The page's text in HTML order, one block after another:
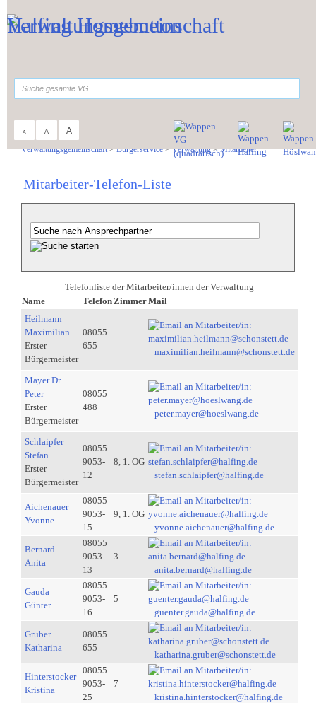
A A A
Verwaltungsgemeinschaft>Bürgerservice>Verwaltung>Mitarbeiter
Mitarbeiter-Telefon-Liste
Telefonliste der Mitarbeiter/innen der Verwaltung
Name
Telefon ZimmerMail
Heilmann
Maximilian
Erster
Bürgermeister
08055
655
maximilian.heilmann@schonstett.de
Mayer Dr.
Peter
Erster
Bürgermeister
08055
488
peter.mayer@hoeslwang.de
Schlaipfer
Stefan
Erster
Bürgermeister
08055
9053-
12
8, 1. OG
stefan.schlaipfer@halfing.de
Aichenauer
Yvonne
08055
9053-
15
9, 1. OG
yvonne.aichenauer@halfing.de
Bernard
Anita
08055
9053-
13
3
anita.bernard@halfing.de
Gauda
Günter
08055
9053-
16
5
guenter.gauda@halfing.de
Gruber
Katharina
08055
655
katharina.gruber@schonstett.de
Hinterstocker
Kristina
08055
9053-
25
7
kristina.hinterstocker@halfing.de